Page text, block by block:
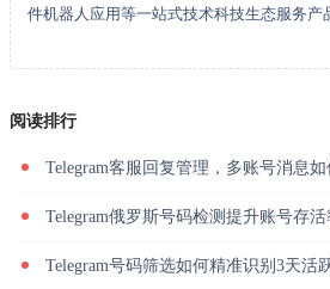
件机器人应用等一站式技术科技生态服务产
阅读排行
Telegram客服回复管理，多账号消息
Telegram俄罗斯号码检测提升账号存
Telegram号码筛选如何精准识别3天活